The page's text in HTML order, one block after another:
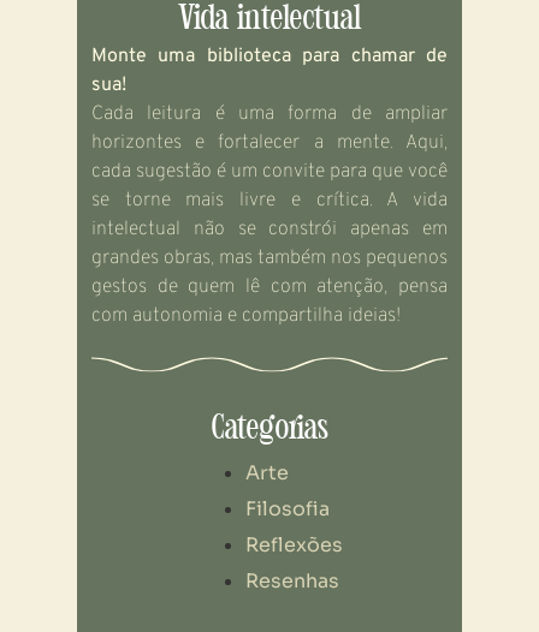
Vida intelectual
Monte uma biblioteca para chamar de
sua!
Cada leitura é uma forma de ampliar
horizontes e fortalecer a mente. Aqui,
cada sugestão é um convite para que você
se torne mais livre e crítica. A vida
intelectual não se constrói apenas em
grandes obras, mas também nos pequenos
gestos de quem lê com atenção, pensa
com autonomia e compartilha ideias!
Categorias
Categorias
Arte
Filosofia
Reflexões
Resenhas